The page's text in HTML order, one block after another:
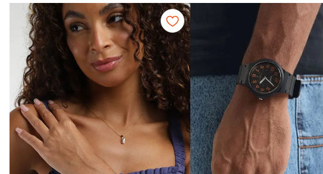
Modelo